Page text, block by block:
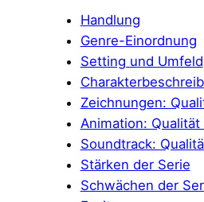
Handlung
Genre-Einordnung
Setting und Umfeld
Zeichnungen:
Animation:
Soundtrack:
Stärken der Serie
Schwächen der